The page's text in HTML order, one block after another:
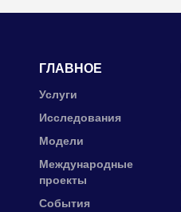
ГЛАВНОЕ
Услуги
Исследования
Модели
Международные
проекты
События